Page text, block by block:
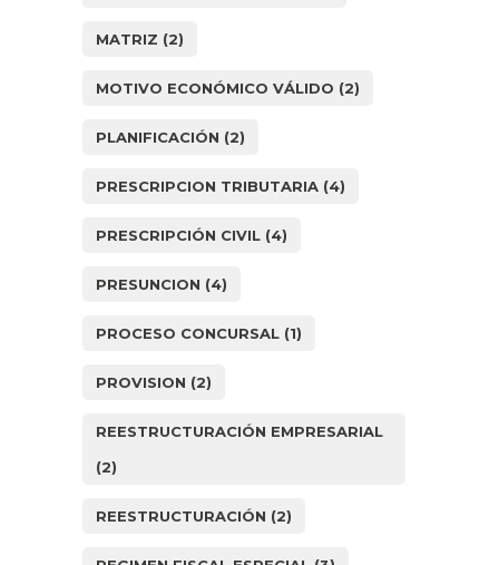
MATRIZ (2)
MOTIVO ECONÓMICO VÁLIDO (2)
PLANIFICACIÓN (2)
PRESCRIPCION TRIBUTARIA (4)
PRESCRIPCIÓN CIVIL (4)
PRESUNCION (4)
PROCESO CONCURSAL (1)
PROVISION (2)
REESTRUCTURACIÓN EMPRESARIAL
(2)
REESTRUCTURACIÓN (2)